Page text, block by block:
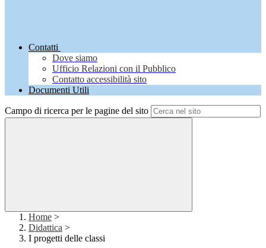
Contatti
Dove siamo
Ufficio Relazioni con il Pubblico
Contatto accessibilità sito
Documenti Utili
Campo di ricerca per le pagine del sito
Home >
Didattica >
I progetti delle classi